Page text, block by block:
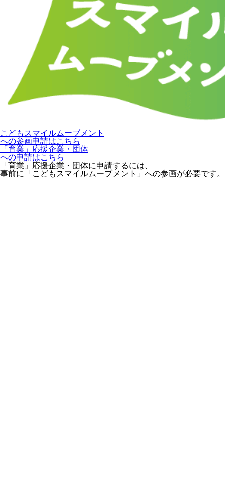
こどもスマイルムーブメント
への参画申請はこちら
「育業」応援企業・団体
への申請はこちら
「育業」応援企業・団体に申請するには、
事前に「こどもスマイルムーブメント」への参画が必要です。